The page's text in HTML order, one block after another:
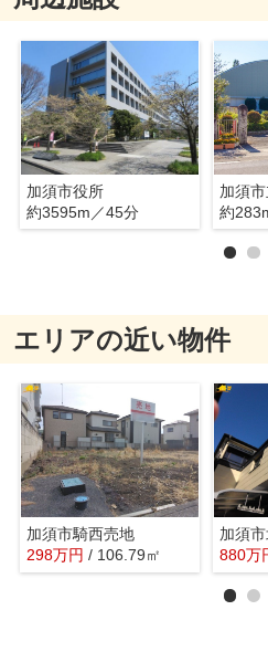
加須市役所
約3595m／45分
加須
約
エリアの近い物件
加須市騎西売地
298万円 / 106.79㎡
加須
880万